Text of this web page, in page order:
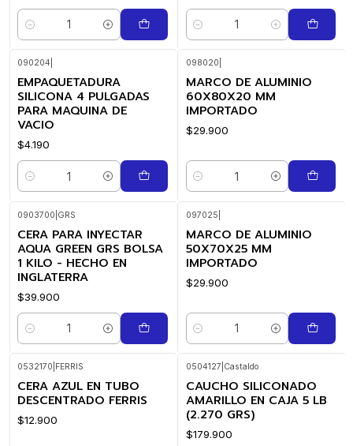
Cantidad Cantidad
090204
EMPAQUETADURA
SILICONA 4 PULGADAS
PARA MAQUINA DE
VACIO
$4.190
Cantidad
098020
MARCO DE ALUMINIO
60X80X20 MM
IMPORTADO
$29.900
Cantidad
0903700 GRS
CERA PARA INYECTAR
AQUA GREEN GRS BOLSA
1 KILO - HECHO EN
INGLATERRA
$39.900
Cantidad
097025
MARCO DE ALUMINIO
50X70X25 MM
IMPORTADO
$29.900
Cantidad
0532170 FERRIS
CERA AZUL EN TUBO
DESCENTRADO FERRIS
$12.900
0504127 Castaldo
CAUCHO SILICONADO
AMARILLO EN CAJA 5 LB
(2.270 GRS)
$179.900